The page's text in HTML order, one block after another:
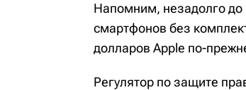
Напомним, незадолго до
смартфонов без
долларов Apple по-
Регулятор по защите